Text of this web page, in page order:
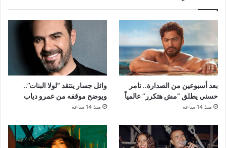
بعد أسبوعين من الصدارة.. تامر
حسني يطلق “مش هتكرر” عالمياً
منذ 14 ساعة
وائل جسار ينتقد “لولا البنات”..
ويوضح موقفه من عمرو دياب
منذ 14 ساعة